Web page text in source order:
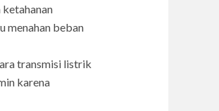
menahan beban
transmisi listrik
karena